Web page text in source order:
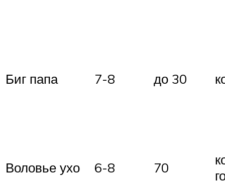
Биг папа 7-8 до 30
Воловье ухо 6-8 70